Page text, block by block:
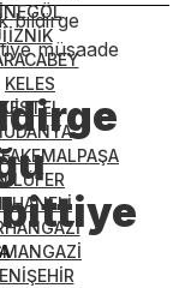
İZNİK
KELES
KESTEL
bildirge
müsaade